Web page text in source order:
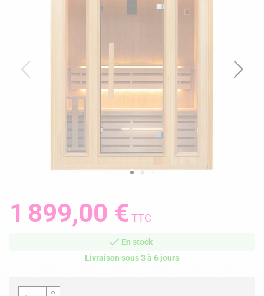
1 899,00 € TTC
En stock
Livraison sous 3 à 6 jours